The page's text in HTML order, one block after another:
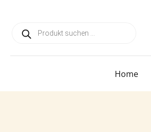
springen
search
Home